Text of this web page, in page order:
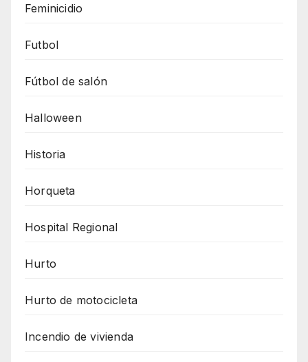
Feminicidio
Futbol
Fútbol de salón
Halloween
Historia
Horqueta
Hospital Regional
Hurto
Hurto de motocicleta
Incendio de vivienda